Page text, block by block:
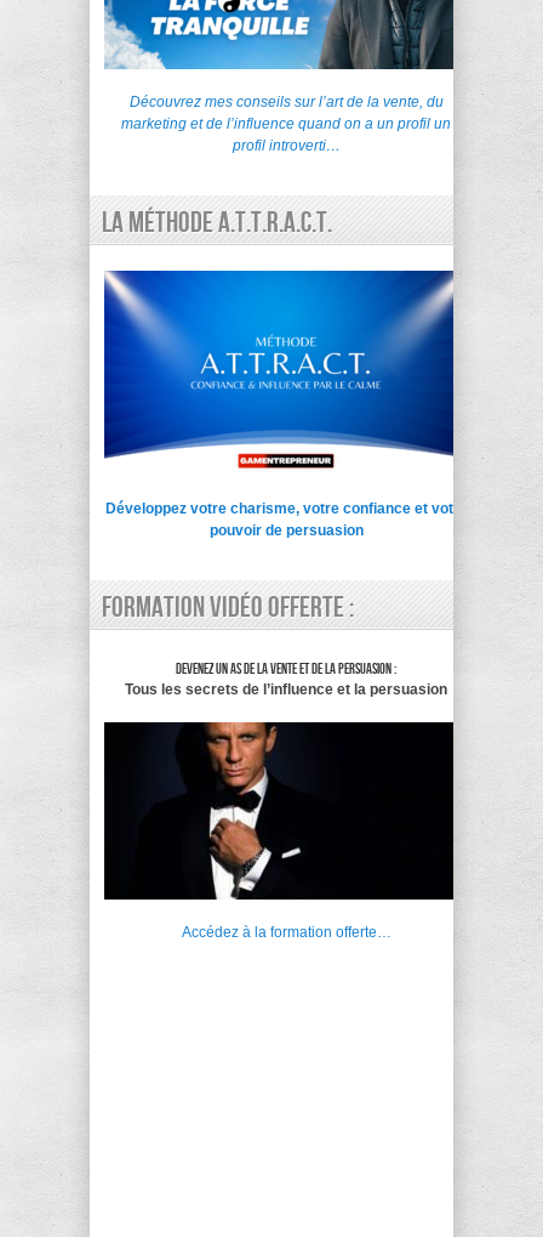
Découvrez mes conseils sur l’art de la vente, du
marketing et de l’influence quand on a un profil un
profil introverti…
La Méthode A.T.T.R.A.C.T.
Développez votre charisme, votre confiance et votre
pouvoir de persuasion
Formation vidéo offerte :
Devenez un as de la vente et de la persuasion :
Tous les secrets de l’influence et la persuasion
Accédez à la formation offerte…